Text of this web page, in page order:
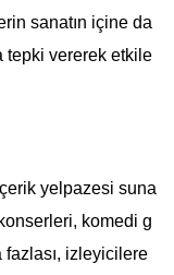
sanatın içine da
tepki vererek etkile
yelpazesi suna
komedi g
fazlası, izleyicilere